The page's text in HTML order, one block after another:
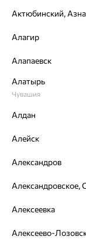
108 074
Проба:585
Страна
Алагир
Алапаевск
Алатырь
Чувашия
Алдан
Алейск
Александров
Алексеевка
Алексеево-